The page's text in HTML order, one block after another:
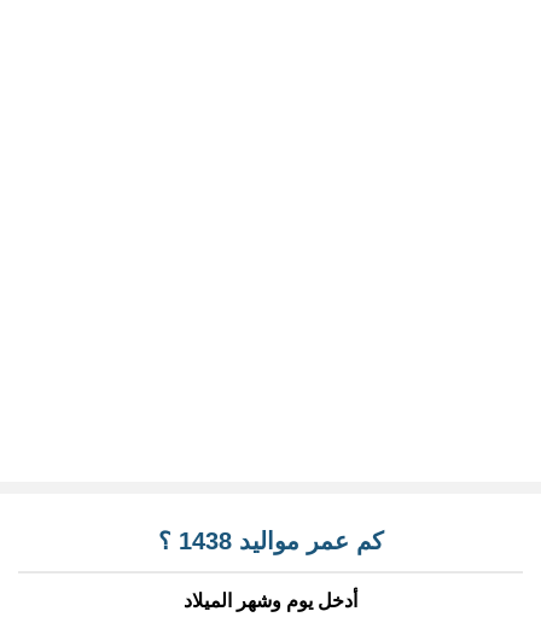
كم عمر مواليد 1438 ؟
أدخل يوم وشهر الميلاد